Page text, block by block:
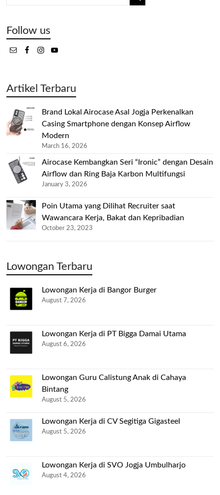
Follow us
Artikel Terbaru
Brand Lokal Airocase Asal Jogja Perkenalkan
Casing Smartphone dengan Konsep Airflow
Modern
March 16, 2026
Airocase Kembangkan Seri “Ironic” dengan Desain
Airflow dan Ring Baja Karbon Multifungsi
January 3, 2026
Poin Utama yang Dilihat Recruiter saat
Wawancara Kerja, Bakat dan Kepribadian
October 23, 2023
Lowongan Terbaru
Lowongan Kerja di Bangor Burger
August 7, 2026
Lowongan Kerja di PT Bigga Damai Utama
August 6, 2026
Lowongan Guru Calistung Anak di Cahaya
Bintang
August 5, 2026
Lowongan Kerja di CV Segitiga Gigasteel
August 5, 2026
Lowongan Kerja di SVO Jogja Umbulharjo
August 4, 2026